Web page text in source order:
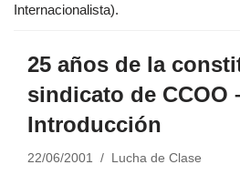
Internacionalista).
25 años de la
sindicato de CCOO
Introducción
22/06/2001 Lucha de Clase